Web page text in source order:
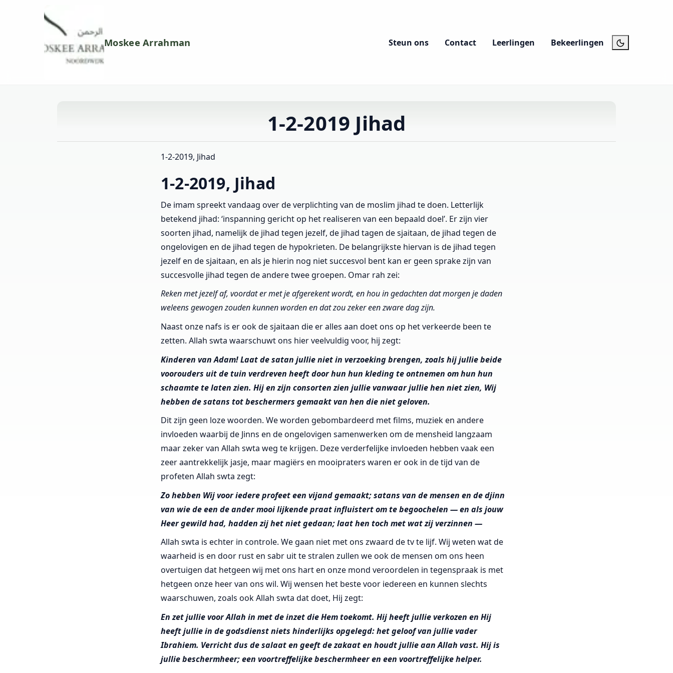
Moskee Arrahman Steun ons Contact Leerlingen Bekeerlingen
1-2-2019 Jihad
1-2-2019, Jihad
1-2-2019, Jihad
De imam spreekt vandaag over de verplichting van de moslim jihad te doen. Letterlijk
betekend jihad: ‘inspanning gericht op het realiseren van een bepaald doel’. Er zijn vier
soorten jihad, namelijk de jihad tegen jezelf, de jihad tagen de sjaitaan, de jihad tegen de
ongelovigen en de jihad tegen de hypokrieten. De belangrijkste hiervan is de jihad tegen
jezelf en de sjaitaan, en als je hierin nog niet succesvol bent kan er geen sprake zijn van
succesvolle jihad tegen de andere twee groepen. Omar rah zei:
Reken met jezelf af, voordat er met je afgerekent wordt, en hou in gedachten dat morgen je daden
weleens gewogen zouden kunnen worden en dat zou zeker een zware dag zijn.
Naast onze nafs is er ook de sjaitaan die er alles aan doet ons op het verkeerde been te
zetten. Allah swta waarschuwt ons hier veelvuldig voor, hij zegt:
Kinderen van Adam! Laat de satan jullie niet in verzoeking brengen, zoals hij jullie beide
voorouders uit de tuin verdreven heeft door hun hun kleding te ontnemen om hun hun
schaamte te laten zien. Hij en zijn consorten zien jullie vanwaar jullie hen niet zien, Wij
hebben de satans tot beschermers gemaakt van hen die niet geloven.
Dit zijn geen loze woorden. We worden gebombardeerd met films, muziek en andere
invloeden waarbij de Jinns en de ongelovigen samenwerken om de mensheid langzaam
maar zeker van Allah swta weg te krijgen. Deze verderfelijke invloeden hebben vaak een
zeer aantrekkelijk jasje, maar magiërs en mooipraters waren er ook in de tijd van de
profeten Allah swta zegt:
Zo hebben Wij voor iedere profeet een vijand gemaakt; satans van de mensen en de djinn
van wie de een de ander mooi lijkende praat influistert om te begoochelen — en als jouw
Heer gewild had, hadden zij het niet gedaan; laat hen toch met wat zij verzinnen —
Allah swta is echter in controle. We gaan niet met ons zwaard de tv te lijf. Wij weten wat de
waarheid is en door rust en sabr uit te stralen zullen we ook de mensen om ons heen
overtuigen dat hetgeen wij met ons hart en onze mond veroordelen in tegenspraak is met
hetgeen onze heer van ons wil. Wij wensen het beste voor iedereen en kunnen slechts
waarschuwen, zoals ook Allah swta dat doet, Hij zegt:
En zet jullie voor Allah in met de inzet die Hem toekomt. Hij heeft jullie verkozen en Hij
heeft jullie in de godsdienst niets hinderlijks opgelegd: het geloof van jullie vader
Ibrahiem. Verricht dus de salaat en geeft de zakaat en houdt jullie aan Allah vast. Hij is
jullie beschermheer; een voortreffelijke beschermheer en een voortreffelijke helper.